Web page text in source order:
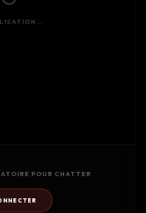
POUR CHATTER